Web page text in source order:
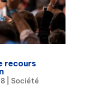
recours
| Société